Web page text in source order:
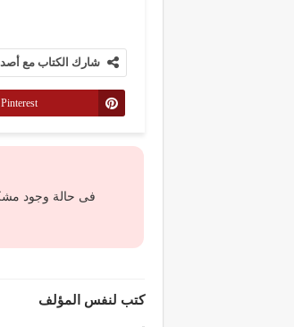
شارك الكتاب مع
Pinterest
فى حالة وجود
كتب لنفس المؤلف